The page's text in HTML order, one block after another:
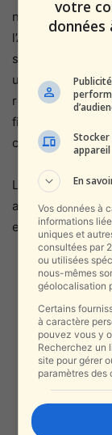
numéro
l’Autorité fiscale
suspecte une
une fraude
réduire
fiscales. Les
ces pratiques et
L’Autorité
activités
et garantir
votre
données
Stocker
appareil
En
Vos données à
informations
uniques et
consultées par
ou utilisées
nous-mêmes
géolocalisation
Certains
à caractère
pouvez vous y
Recherchez un
site pour gérer
paramètres